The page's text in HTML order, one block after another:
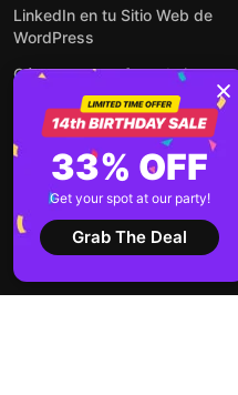
LinkedIn en tu Sitio Web de
WordPress
Cómo crear un formulario para
WordPress: de manera simple y
rápida
Cómo incrustar formularios en
cualquier sitio web en línea y
gratis
Ver todas las entradas
33% OFF
Get your spot at our party!
Grab The Deal